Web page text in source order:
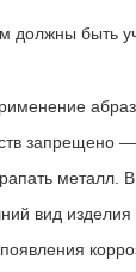
должны быть
запрещено
металл.
вид